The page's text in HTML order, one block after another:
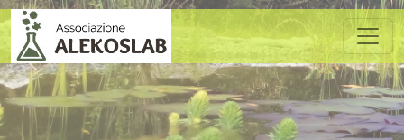
Salta al contenuto principale
Precedente